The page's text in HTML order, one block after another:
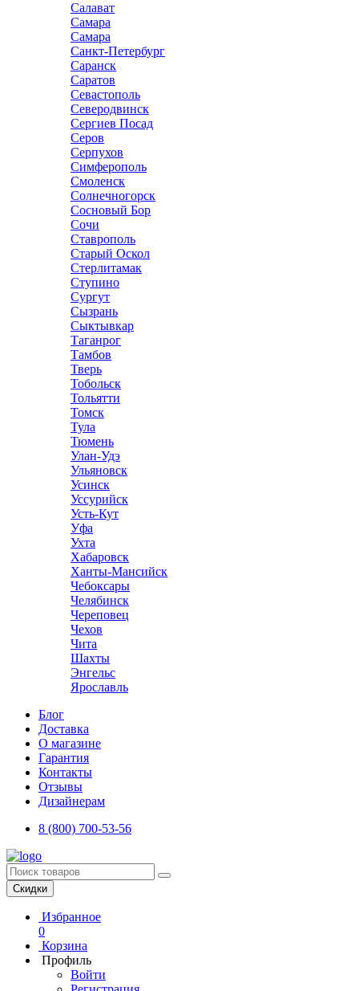
Салават
Самара
Самара
Санкт-Петербург
Саранск
Саратов
Севастополь
Северодвинск
Сергиев Посад
Серов
Серпухов
Симферополь
Смоленск
Солнечногорск
Сосновый Бор
Сочи
Ставрополь
Старый Оскол
Стерлитамак
Ступино
Сургут
Сызрань
Сыктывкар
Таганрог
Тамбов
Тверь
Тобольск
Тольятти
Томск
Тула
Тюмень
Улан-Удэ
Ульяновск
Усинск
Уссурийск
Усть-Кут
Уфа
Ухта
Хабаровск
Ханты-Мансийск
Чебоксары
Челябинск
Череповец
Чехов
Чита
Шахты
Энгельс
Ярославль
Блог
Доставка
О магазине
Гарантия
Контакты
Отзывы
Дизайнерам
8 (800) 700-53-56
Скидки
Избранное
0
Корзина
Профиль
Войти